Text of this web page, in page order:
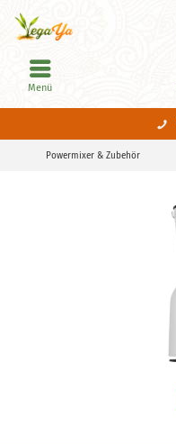
Menü
Powermixer & Zubehör